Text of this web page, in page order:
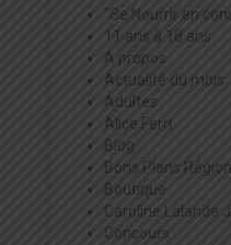
"Se Nourrir en
11 ans à 18 ans
A propos
Actualité du mois
Adultes
Alice Ferri
Blog
Bons Plans
Boutique
Caroline Lalande
Concours